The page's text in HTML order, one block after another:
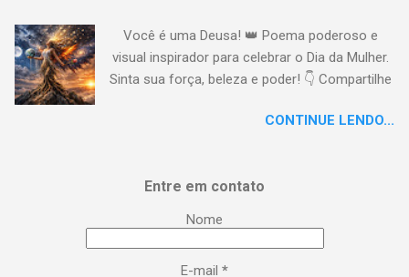
Você é uma Deusa! 👑 Poema poderoso e
visual inspirador para celebrar o Dia da Mulher.
Sinta sua força, beleza e poder! 👇 Compartilhe
arrepios! 👇 Este poema/música é uma
capturar a essência da mulher em todas as
suas facetas: da força de uma guerreira à
delicadeza de uma musa, da inteligência
brilhante à sensualidade inspiradora. É um
CONTINUE LENDO...
Entre em contato
Nome
E-mail *